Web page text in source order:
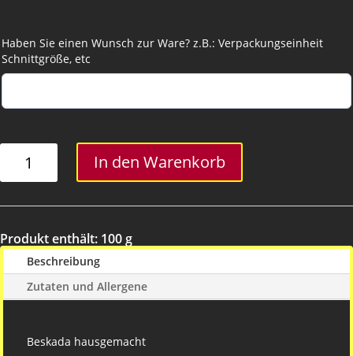
Haben Sie einen Wunsch zur Ware? z.B.: Verpackungseinheit
Schnittgröße, etc
Menge
In den Warenkorb
Produkt enthält: 100g
Beschreibung
Zutaten und Allergene
Beskada hausgemacht